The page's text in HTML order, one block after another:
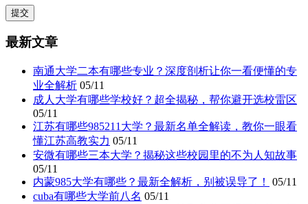
最新文章
南通大学二本有哪些专业？深度剖析让你一看便懂的专
业全解析 05/11
成人大学有哪些学校好？超全揭秘，帮你避开选校雷区
05/11
江苏有哪些985211大学？最新名单全解读，教你一眼看
懂江苏高教实力 05/11
安微有哪些三本大学？揭秘这些校园里的不为人知故事
05/11
内蒙985大学有哪些？最新全解析，别被误导了！
05/11
cuba有哪些大学前八名 05/11